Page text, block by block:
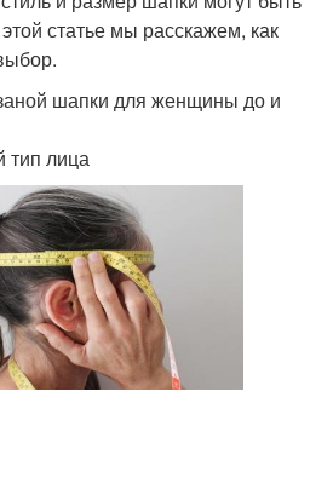
статье мы расскажем, как
шапки для женщины до и
тип лица